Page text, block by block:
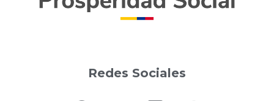
Redes Sociales